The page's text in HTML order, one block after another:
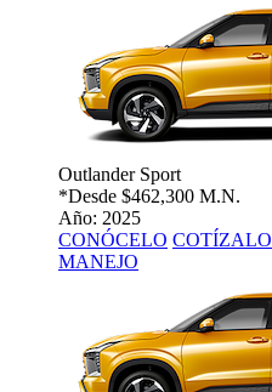
Outlander Sport
*Desde $462,300 M.N.
Año: 2025
CONÓCELO COTÍZALO
MANEJO